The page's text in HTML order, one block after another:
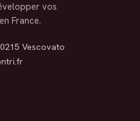
vos
France.
Vescovato